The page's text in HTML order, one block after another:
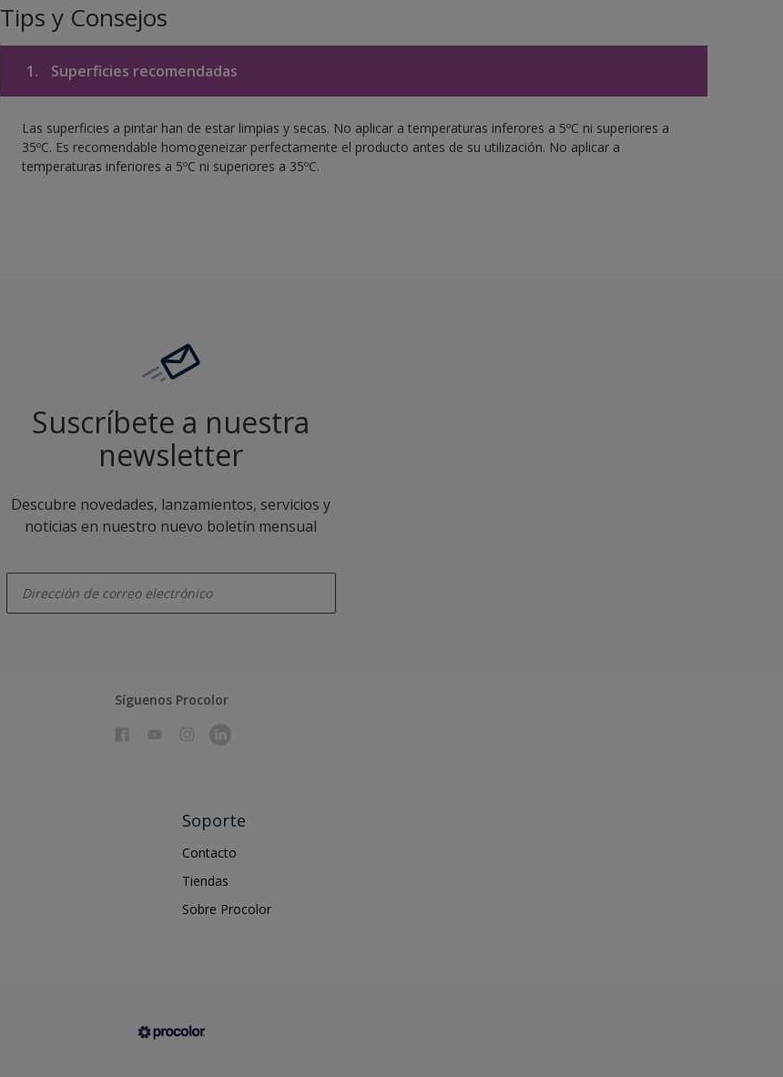
Tips y Consejos
1. Superficies recomendadas
Las superficies a pintar han de estar limpias y secas. No aplicar a temperaturas inferores a 5ºC ni superiores a
35ºC. Es recomendable homogeneizar perfectamente el producto antes de su utilización. No aplicar a
temperaturas inferiores a 5ºC ni superiores a 35ºC.
Suscríbete a nuestra
newsletter
Descubre novedades, lanzamientos, servicios y
noticias en nuestro nuevo boletín mensual
Síguenos Procolor
Soporte
Contacto
Tiendas
Sobre Procolor